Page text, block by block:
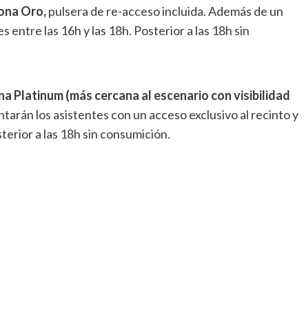
Oro,pulsera de re-acceso incluida. Además de un
entre las 16h y las 18h. Posterior a las 18h sin
Platinum (más cercana al escenario con visibilidad
los asistentes con un acceso exclusivo al recinto y
a las 18h sin consumición.